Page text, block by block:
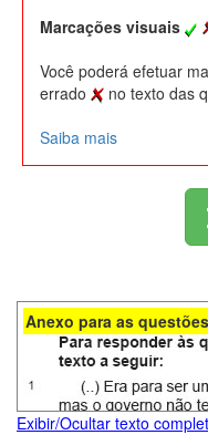
Marcações visuais
Você poderá efetuar
errado
no texto das
Saiba mais
Anexo para as
Exibir/Ocultar texto